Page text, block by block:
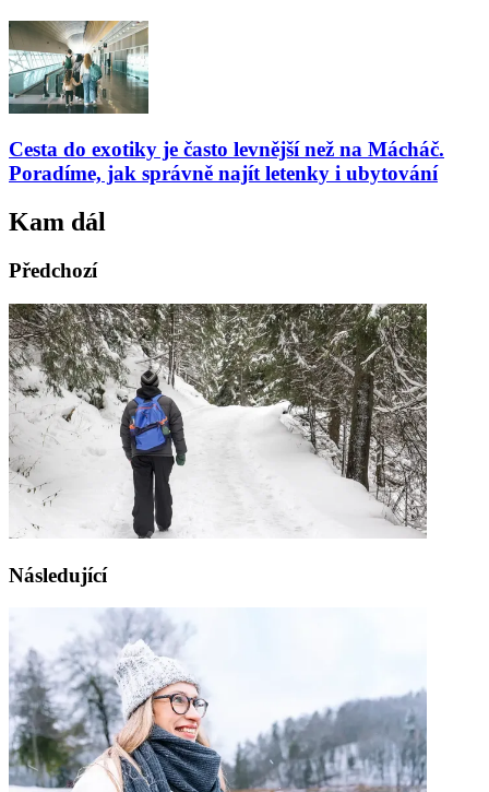
Cesta do exotiky je často levnější než na Mácháč.
Poradíme, jak správně najít letenky i ubytování
Kam dál
Předchozí
Následující